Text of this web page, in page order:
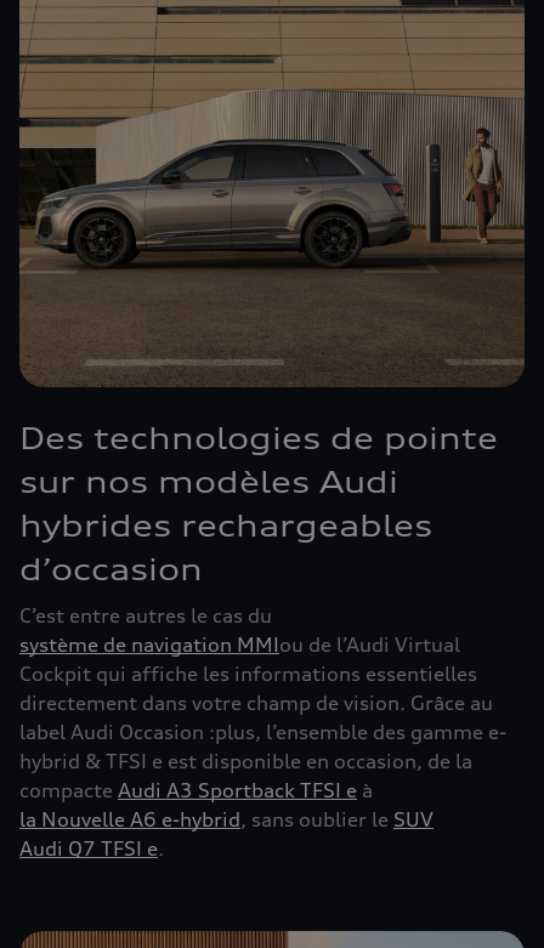
Des technologies de pointe
sur nos modèles Audi
hybrides rechargeables
d’occasion
C’est entre autres le cas du
système de navigation MMIou de l’Audi Virtual
Cockpit qui affiche les informations essentielles
directement dans votre champ de vision. Grâce au
label Audi Occasion :plus, l’ensemble des gamme e-
hybrid & TFSI e est disponible en occasion, de la
compacte Audi A3 Sportback TFSI e à
la Nouvelle A6 e-hybrid, sans oublier le SUV
Audi Q7 TFSI e.